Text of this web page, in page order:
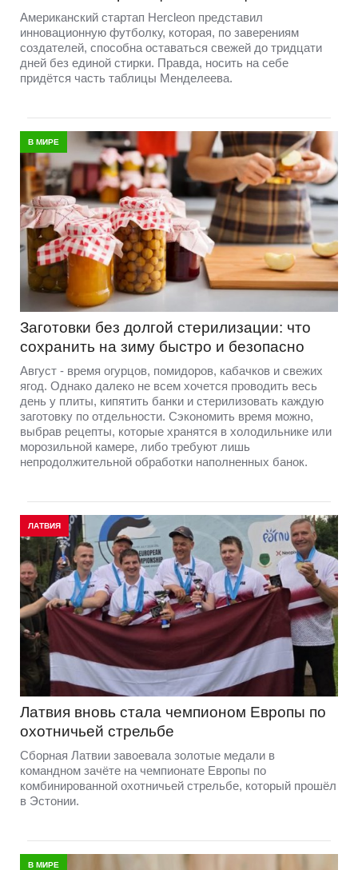
Американский стартап Hercleon представил
инновационную футболку, которая, по заверениям
создателей, способна оставаться свежей до тридцати
дней без единой стирки. Правда, носить на себе
придётся часть таблицы Менделеева.
В МИРЕ
Заготовки без долгой стерилизации: что
сохранить на зиму быстро и безопасно
Август - время огурцов, помидоров, кабачков и свежих
ягод. Однако далеко не всем хочется проводить весь
день у плиты, кипятить банки и стерилизовать каждую
заготовку по отдельности. Сэкономить время можно,
выбрав рецепты, которые хранятся в холодильнике или
морозильной камере, либо требуют лишь
непродолжительной обработки наполненных банок.
ЛАТВИЯ
Латвия вновь стала чемпионом Европы по
охотничьей стрельбе
Сборная Латвии завоевала золотые медали в
командном зачёте на чемпионате Европы по
комбинированной охотничьей стрельбе, который прошёл
в Эстонии.
В МИРЕ